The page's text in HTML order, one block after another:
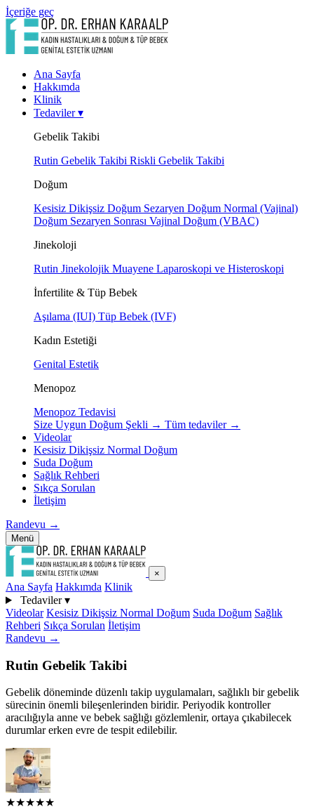
İçeriğe geç
Ana Sayfa
Hakkımda
Klinik
Tedaviler▾
Gebelik Takibi
Rutin Gebelik Takibi Riskli Gebelik Takibi
Doğum
Kesisiz Dikişsiz Doğum Sezaryen Doğum Normal (Vajinal)
Doğum Sezaryen Sonrası Vajinal Doğum (VBAC)
Jinekoloji
Rutin Jinekolojik Muayene Laparoskopi ve Histeroskopi
İnfertilite & Tüp Bebek
Aşılama (IUI) Tüp Bebek (IVF)
Kadın Estetiği
Genital Estetik
Menopoz
Menopoz Tedavisi
Size Uygun Doğum Şekli → Tüm tedaviler →
Videolar
Kesisiz Dikişsiz Normal Doğum
Suda Doğum
Sağlık Rehberi
Sıkça Sorulan
İletişim
Randevu →
Menü
×
Ana Sayfa Hakkımda Klinik
Tedaviler ▾
Videolar Kesisiz Dikişsiz Normal Doğum Suda Doğum Sağlık
Rehberi Sıkça Sorulan İletişim
Randevu →
Rutin Gebelik Takibi
Gebelik döneminde düzenlı takip uygulamaları, sağlıklı bir gebelik
sürecinin önemli bileşenlerinden biridir. Periyodik kontroller
aracılığıyla anne ve bebek sağlığı gözlemlenir, ortaya çıkabilecek
durumlar erken evre de tespit edilebilir.
★★★★★